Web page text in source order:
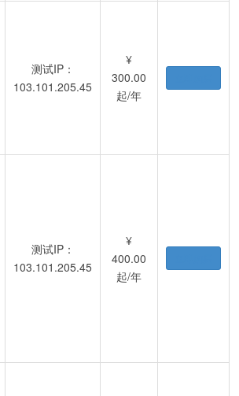
测试IP：
103.101.205.45
¥
300.00
起/年
测试IP：
103.101.205.45
¥
400.00
起/年